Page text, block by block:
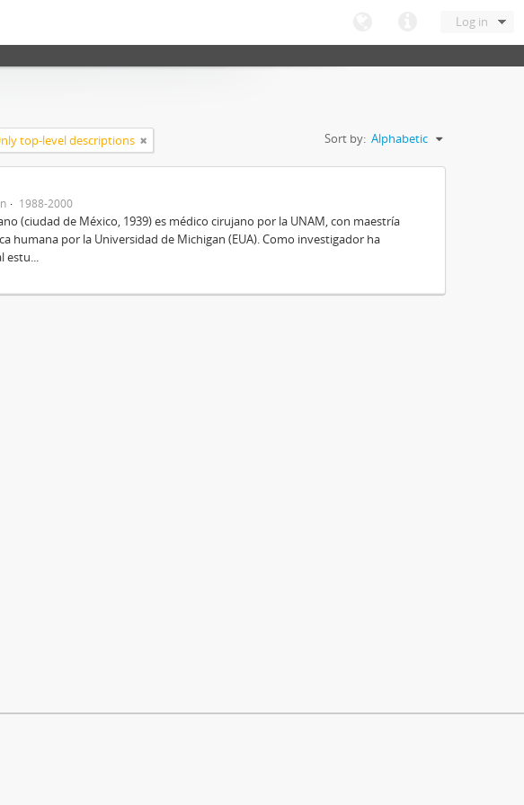
Log in
top-level descriptions Sort by: Alphabetic
1988-2000
(ciudad de México, 1939) es médico cirujano por la UNAM, con maestría
humana por la Universidad de Michigan (EUA). Como investigador ha
estu...